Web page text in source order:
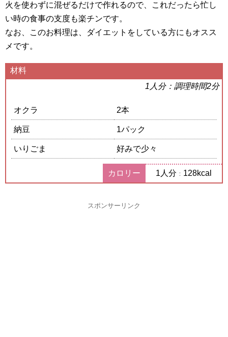
火を使わずに混ぜるだけで作れるので、これだったら忙し
い時の食事の支度も楽チンです。
なお、このお料理は、ダイエットをしている方にもオスス
メです。
材料
1人分：調理時間2分
オクラ 2本
納豆 1パック
いりごま 好みで少々
カロリー 1人分 ： 128kcal
スポンサーリンク